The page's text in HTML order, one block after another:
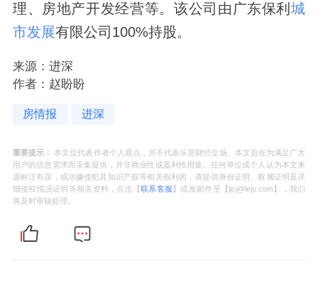
理、房地产开发经营等。该公司由广东保利城
市发展有限公司100%持股。
来源：进深
作者：赵盼盼
房情报 进深
重要提示： 本文仅代表作者个人观点，并不代表乐居财经立场。本文旨在为满足广大
用户的信息需求而采集提供，并非商业性或盈利性用途。任何单位或个人认为本文来
源标注有误，或涉嫌侵犯其知识产权等相关权利的，请提供身份证明、权属证明及详
细侵权情况证明等相关资料，点击【联系客服 】或发邮件至【ljcj@leju.com】，我们
将及时审核处理。